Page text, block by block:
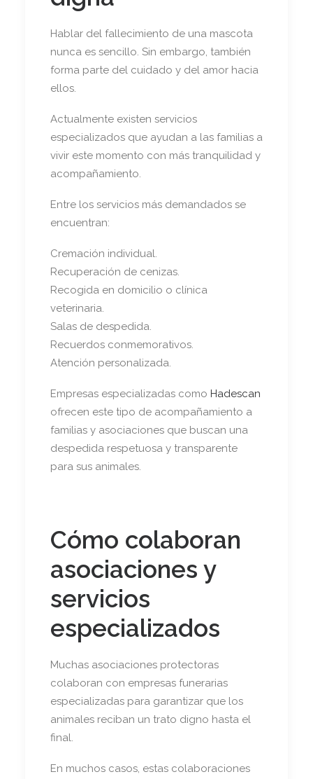
Hablar del fallecimiento de una mascota
nunca es sencillo. Sin embargo, también
forma parte del cuidado y del amor hacia
ellos.
Actualmente existen servicios
especializados que ayudan a las familias a
vivir este momento con más tranquilidad y
acompañamiento.
Entre los servicios más demandados se
encuentran:
Cremación individual.
Recuperación de cenizas.
Recogida en domicilio o clínica
veterinaria.
Salas de despedida.
Recuerdos conmemorativos.
Atención personalizada.
Empresas especializadas como Hadescan
ofrecen este tipo de acompañamiento a
familias y asociaciones que buscan una
despedida respetuosa y transparente
para sus animales.
Cómo colaboran
asociaciones y
servicios
especializados
Muchas asociaciones protectoras
colaboran con empresas funerarias
especializadas para garantizar que los
animales reciban un trato digno hasta el
final.
En muchos casos, estas colaboraciones